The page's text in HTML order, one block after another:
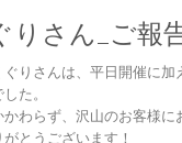
りさん_ご報
りさんは、平日開催に加
た。
かわらず、沢山のお客様に
とうございます！